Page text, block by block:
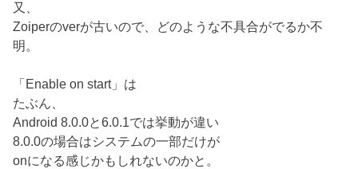
又、
Zoiperのverが古いので、どのような不具合がでるか不
明。
「Enable on start」は
たぶん、
Android 8.0.0と6.0.1では挙動が違い
8.0.0の場合はシステムの一部だけが
onになる感じかもしれないのかと。